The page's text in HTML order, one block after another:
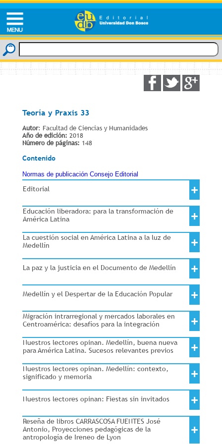
Teoría y Praxis 33
Autor: Facultad de Ciencias y Humanidades
Año de edición: 2018
Número de páginas: 148
Contenido
Normas de publicación Consejo Editorial
Editorial +
Educación liberadora: para la transformación de
América Latina
+
La cuestión social en América Latina a la luz de
Medellín
+
La paz y la justicia en el Documento de Medellín +
Medellín y el Despertar de la Educación Popular +
Migración intrarregional y mercados laborales en
Centroamérica: desafíos para la integración
+
Nuestros lectores opinan. Medellín, buena nueva
para América Latina. Sucesos relevantes previos
+
Nuestros lectores opinan. Medellín: contexto,
significado y memoria
+
Nuestros lectores opinan: Fiestas sin invitados +
Reseña de libros CARRASCOSA FUENTES José
Antonio, Proyecciones pedagógicas de la
antropología de Ireneo de Lyon
+